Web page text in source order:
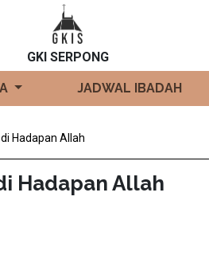
GKI SERPONG
JADWAL IBADAH
Hadapan Allah
Hadapan Allah